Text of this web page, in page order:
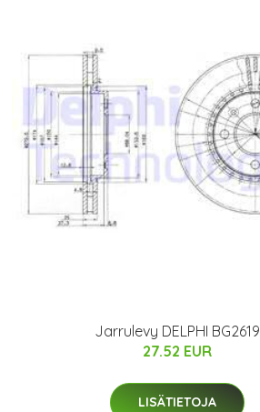
Jarrulevy DELPHI BG2619
27.52 EUR
LISÄTIETOJA